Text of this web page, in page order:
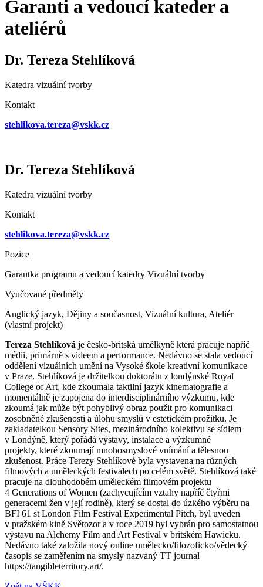
Garanti a vedoucí kateder a
ateliérů
Dr. Tereza Stehlíková
Katedra vizuální tvorby
Kontakt
stehlikova.tereza@vskk.cz
Dr. Tereza Stehlíková
Katedra vizuální tvorby
Kontakt
stehlikova.tereza@vskk.cz
Pozice
Garantka programu a vedoucí katedry Vizuální tvorby
Vyučované předměty
Anglický jazyk, Dějiny a současnost, Vizuální kultura, Ateliér
(vlastní projekt)
Tereza Stehlíková je česko-britská umělkyně která pracuje napříč
médii, primárně s videem a performance. Nedávno se stala vedoucí
oddělení vizuálních umění na Vysoké škole kreativní komunikace
v Praze. Stehlíková je držitelkou doktorátu z londýnské Royal
College of Art, kde zkoumala taktilní jazyk kinematografie a
momentálně je zapojena do interdisciplinárního výzkumu, kde
zkoumá jak může být pohyblivý obraz použit pro komunikaci
zosobněné zkušenosti a úlohu smyslů v estetickém prožitku. Je
zakladatelkou Sensory Sites, mezinárodního kolektivu se sídlem
v Londýně, který pořádá výstavy, instalace a výzkumné
projekty, které zkoumají mnohosmyslové vnímání a tělesnou
zkušenost. Práce Terezy Stehlíkové byla vystavena na různých
filmových a uměleckých festivalech po celém světě. Stehlíková také
pracuje na dlouhodobém uměleckém filmovém projektu
4 Generations of Women (zachycujícím vztahy napříč čtyřmi
generacemi žen v její rodině), který se dostal do úzkého výběru na
BFI 61 st London Film Festival Experimental Pitch, byl uveden
v pražském kině Světozor a v roce 2019 byl vybrán pro samostatnou
výstavu na Alchemy Film and Art Festival v britském Hawicku.
Nedávno také založila nový online umělecko/filozoficko/vědecký
časopis se zaměřením na smysly nazvaný TT journal
https://tangibleterritory.art/.